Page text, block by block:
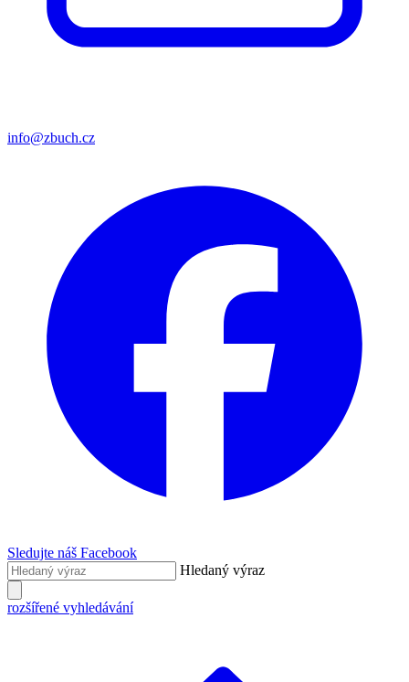
info@zbuch.cz
Sledujte náš Facebook
Hledaný výraz
rozšířené vyhledávání